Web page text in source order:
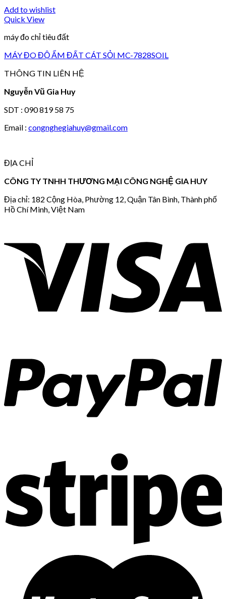
Add to wishlist
Quick View
máy đo chỉ tiêu đất
MÁY ĐO ĐỘ ẨM ĐẤT CÁT SỎI MC-7828SOIL
THÔNG TIN LIÊN HỆ
Nguyễn Vũ Gia Huy
SDT : 090 819 58 75
Email : congnghegiahuy@gmail.com
ĐỊA CHỈ
CÔNG TY TNHH THƯƠNG MẠI CÔNG NGHỆ GIA HUY
Địa chỉ: 182 Cộng Hòa, Phường 12, Quận Tân Bình, Thành phố
Hồ Chí Minh, Việt Nam